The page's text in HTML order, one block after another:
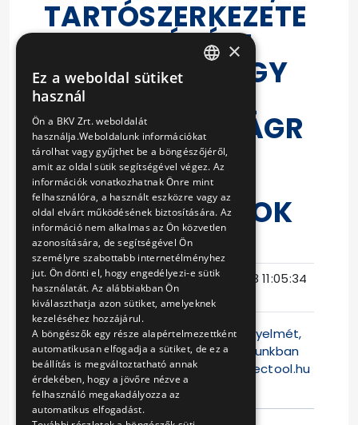
TARTÓSZERKEZETE
KEN HATÓSÁGI
ELŐÍRÁSRA VAGY
AZ
ÜZEMBIZTONSÁGR
A IRÁNYULÓ
STATIKAI ÉS
CÉLVIZSGÁLATOK
Eljárás száma
Ajánlattételi
határidő
2017-01-18 11:05:34
Felhívjuk a Tisztelt Ajánlattevők figyelmét,
hogy jelen versenyeztetési eljárásunkban
az ajánlattétel kizárólag a
www.electool.hu
weblapon lehets
×
Ez a weboldal sütiket
használ
Ön a BKV Zrt. weboldalát
használja.Weboldalunk információkat
tárolhat vagy gyűjthet be a böngészőjéről,
amit az oldal sütik segítségével végez. Az
információk vonatkozhatnak Önre mint
felhasználóra, a használt eszközre vagy az
oldal elvárt működésének biztosítására. Az
információ nem alkalmas az Ön közvetlen
azonosítására, de segítségével Ön
személyre szabottabb internetélményhez
jut. Ön dönti el, hogy engedélyezi-e sütik
használatát. Az alábbiakban Ön
kiválaszthatja azon sütiket, amelyeknek
kezeléséhez hozzájárul.
A böngészők egy része alapértelmezettként
automatikusan elfogadja a sütiket, de ez a
beállítás is megváltoztatható annak
érdekében, hogy a jövőre nézve a
felhasználó megakadályozza az
automatikus elfogadást.